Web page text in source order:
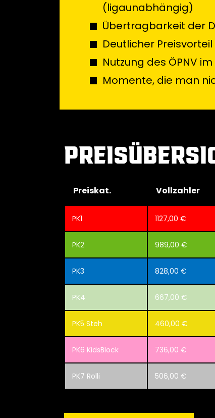
(ligaunabhängig)
Übertragbarkeit der
Deutlicher
Nutzung des ÖPNV
Momente, die man
Preiskat. Vollzahler
PK1 1127,00 €
PK2 989,00 €
PK3 828,00 €
PK4 667,00 €
PK5 Steh 460,00 €
PK6 KidsBlock 736,00 €
PK7 Rolli 506,00 €